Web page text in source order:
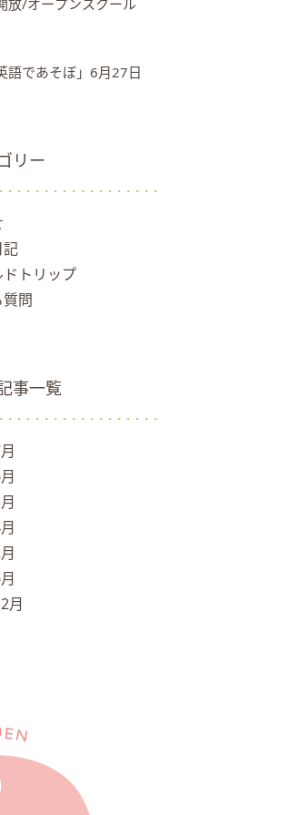
放/オープンスクール
語であそぼ」6月27日
リー
記
トリップ
問
事一覧
月